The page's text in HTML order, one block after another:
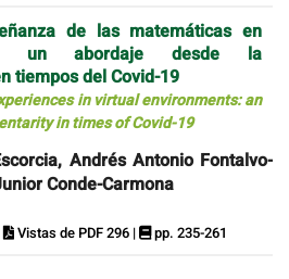
de las matemáticas en
un abordaje desde la
tiempos del Covid-19
in virtual environments: an
in times of Covid-19
Andrés Antonio Fontalvo-
Conde-Carmona
Vistas de PDF 296 | pp. 235-261